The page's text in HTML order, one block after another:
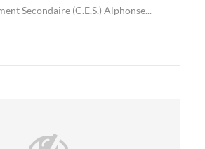
Secondaire (C.E.S.) Alphonse...